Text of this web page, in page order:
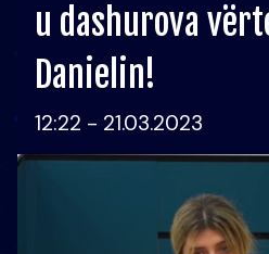
u dashurova
Danielin!
12:22 - 21.03.2023